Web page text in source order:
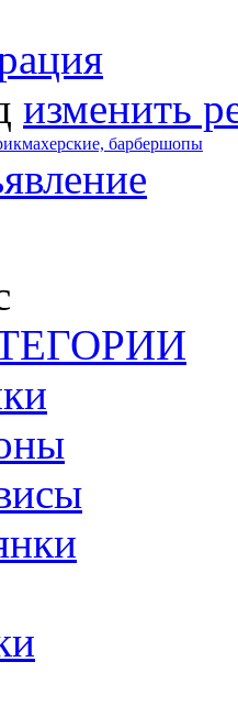
изменить
барбершопы